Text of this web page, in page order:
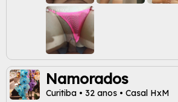
Namorados
Curitiba • 32 anos • Casal HxM